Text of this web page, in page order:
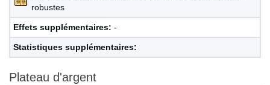
robustes
Effets supplémentaires: -
Statistiques supplémentaires:
Plateau d'argent